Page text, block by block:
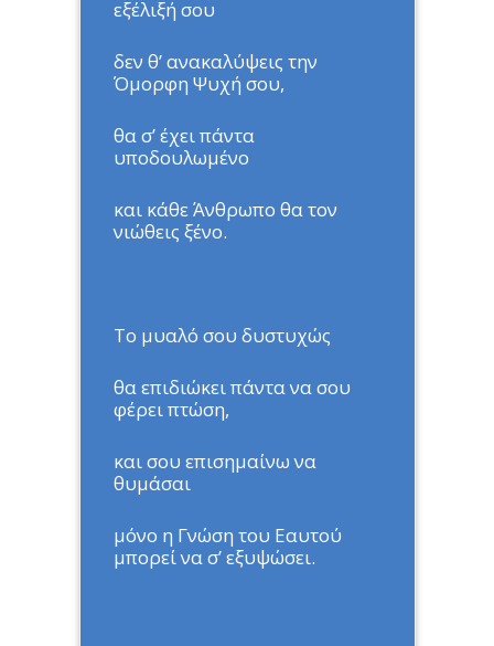
εξέλιξή σου
δεν θ’ ανακαλύψεις την
Όμορφη Ψυχή σου,
θα σ’ έχει πάντα
υποδουλωμένο
και κάθε Άνθρωπο θα τον
νιώθεις ξένο.
Το μυαλό σου δυστυχώς
θα επιδιώκει πάντα να σου
φέρει πτώση,
και σου επισημαίνω να
θυμάσαι
μόνο η Γνώση του Εαυτού
μπορεί να σ’ εξυψώσει.